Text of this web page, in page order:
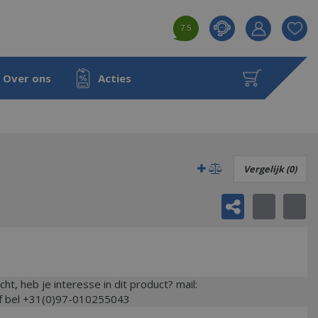
7.5
Product
aan
Over ons Acties
Vergelijk (0)
heb je interesse in dit product? mail:
bel +31(0)97-010255043